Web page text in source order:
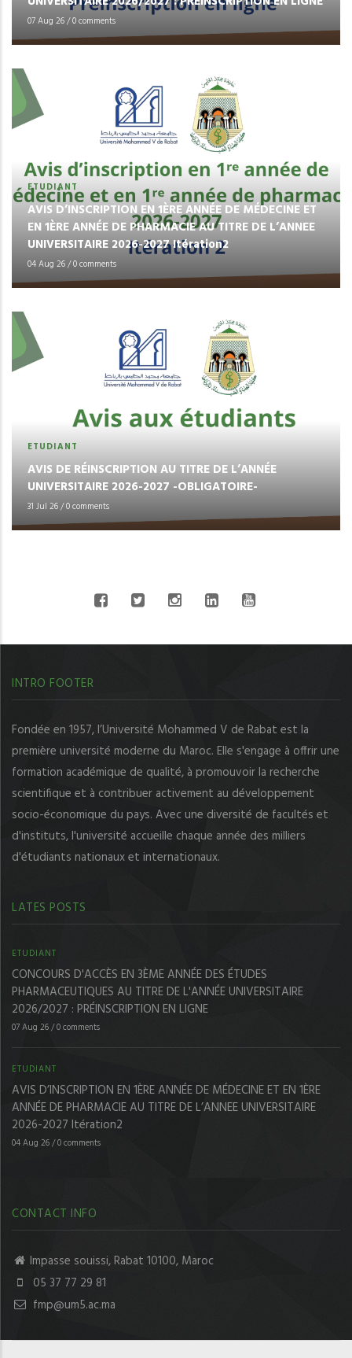
07 Aug 26/0 comments
ETUDIANT
AVIS D’INSCRIPTION EN 1ÈRE ANNÉE DE MÉDECINE ET
EN 1ÈRE ANNÉE DE PHARMACIE AU TITRE DE L’ANNEE
UNIVERSITAIRE 2026-2027 Itération2
04 Aug 26/0 comments
ETUDIANT
AVIS DE RÉINSCRIPTION AU TITRE DE L’ANNÉE
UNIVERSITAIRE 2026-2027 -OBLIGATOIRE-
31 Jul 26/0 comments
INTRO FOOTER
Fondée en 1957, l’Université Mohammed V de Rabat est la
première université moderne du Maroc. Elle s'engage à offrir une
formation académique de qualité, à promouvoir la recherche
scientifique et à contribuer activement au développement
socio-économique du pays. Avec une diversité de facultés et
d'instituts, l'université accueille chaque année des milliers
d'étudiants nationaux et internationaux.
LATES POSTS
ETUDIANT
CONCOURS D'ACCÈS EN 3ÈME ANNÉE DES ÉTUDES
PHARMACEUTIQUES AU TITRE DE L'ANNÉE UNIVERSITAIRE
2026/2027 : PRÉINSCRIPTION EN LIGNE
07 Aug 26/0 comments
ETUDIANT
AVIS D’INSCRIPTION EN 1ÈRE ANNÉE DE MÉDECINE ET EN 1ÈRE
ANNÉE DE PHARMACIE AU TITRE DE L’ANNEE UNIVERSITAIRE
2026-2027 Itération2
04 Aug 26/0 comments
CONTACT INFO
Impasse souissi, Rabat 10100, Maroc
05 37 77 29 81
fmp@um5.ac.ma